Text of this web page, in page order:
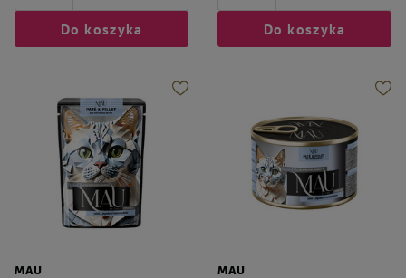
Do koszyka Do koszyka
MAU
MAU